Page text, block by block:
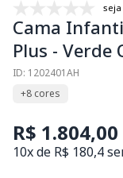
Cama
Plus - Verde
ID: 1202401AH
+8 cores
R$ 1.804,00
10x de R$ 180,4